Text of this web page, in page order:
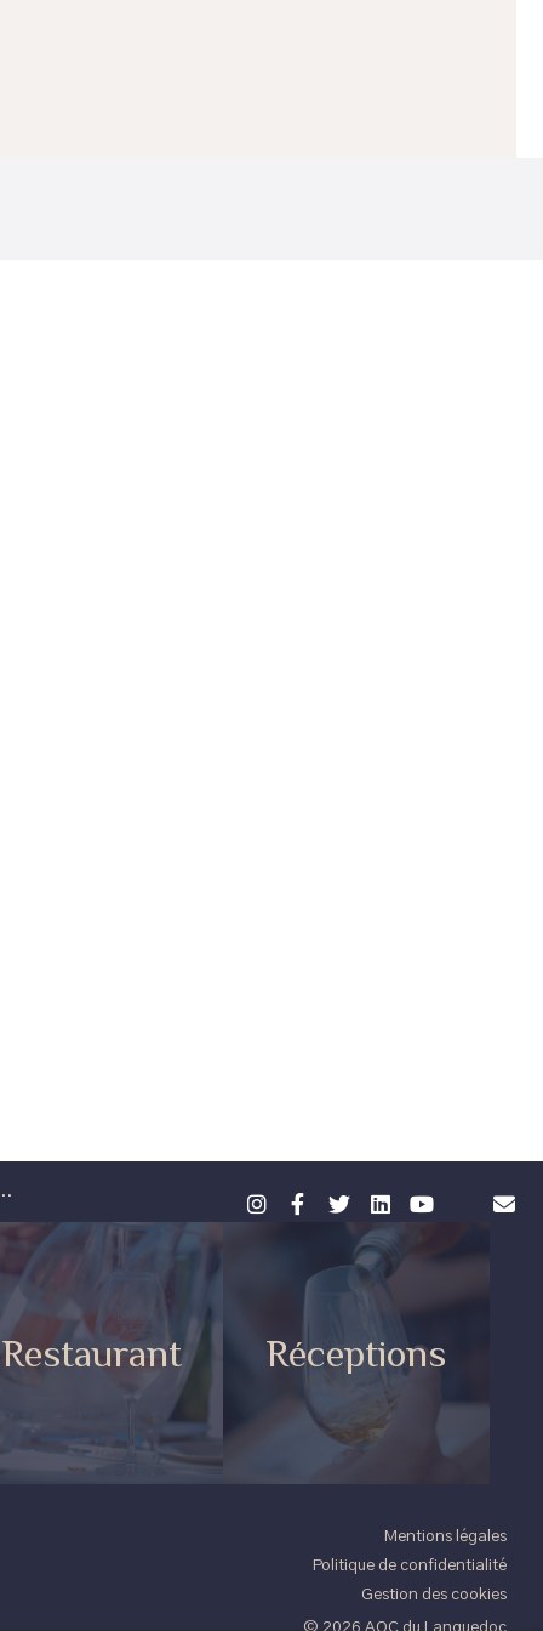
Restaurant Réceptions
Mentions légales
Politique de confidentialité
Gestion des cookies
© 2026 AOC du Languedoc